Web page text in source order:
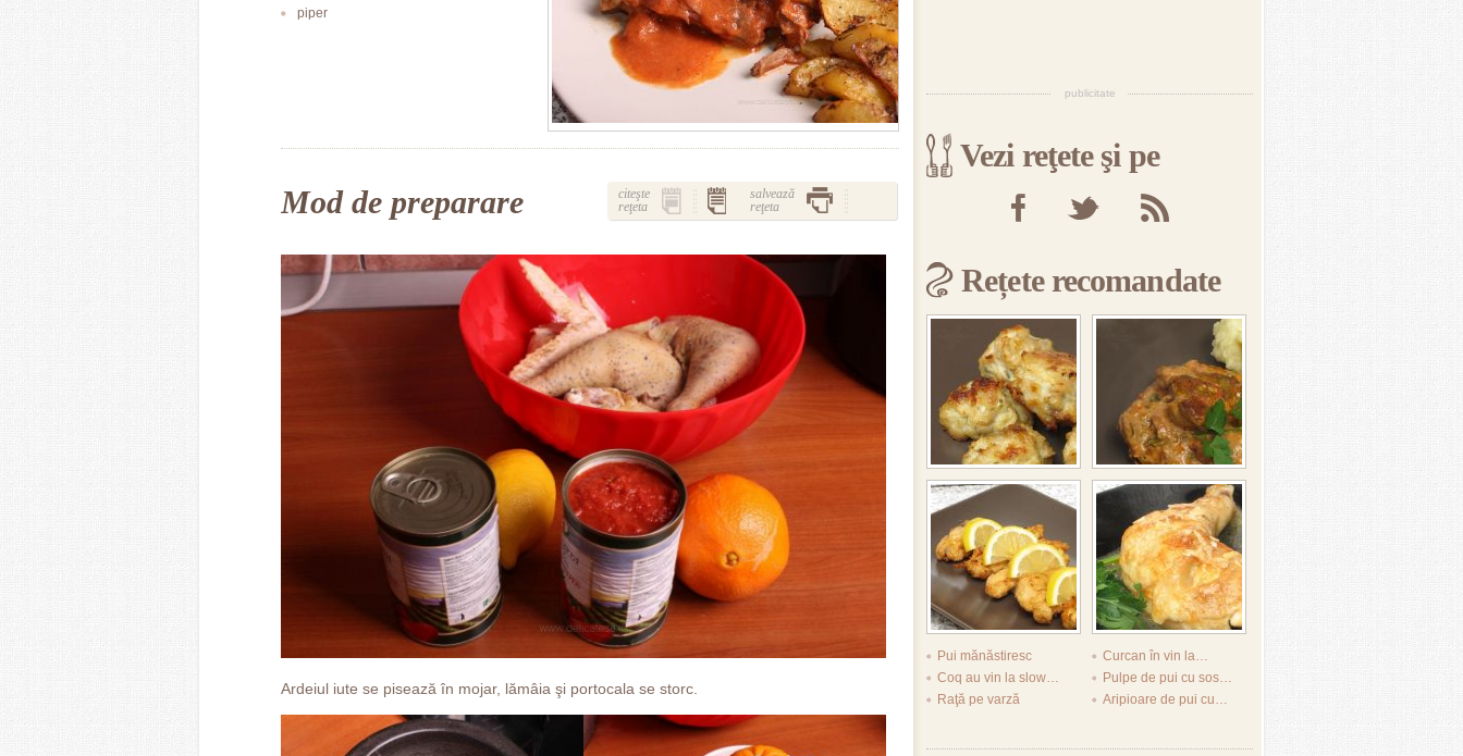
piper
Mod de preparare
citeşte
reţeta
salvează
reţeta
Ardeiul iute se pisează în mojar, lămâia şi portocala se storc.
publicitate
Vezi reţete şi pe
Rețete recomandate
Pui mănăstiresc
Curcan în vin la…
Coq au vin la slow…
Pulpe de pui cu sos…
Raţă pe varză
Aripioare de pui cu…